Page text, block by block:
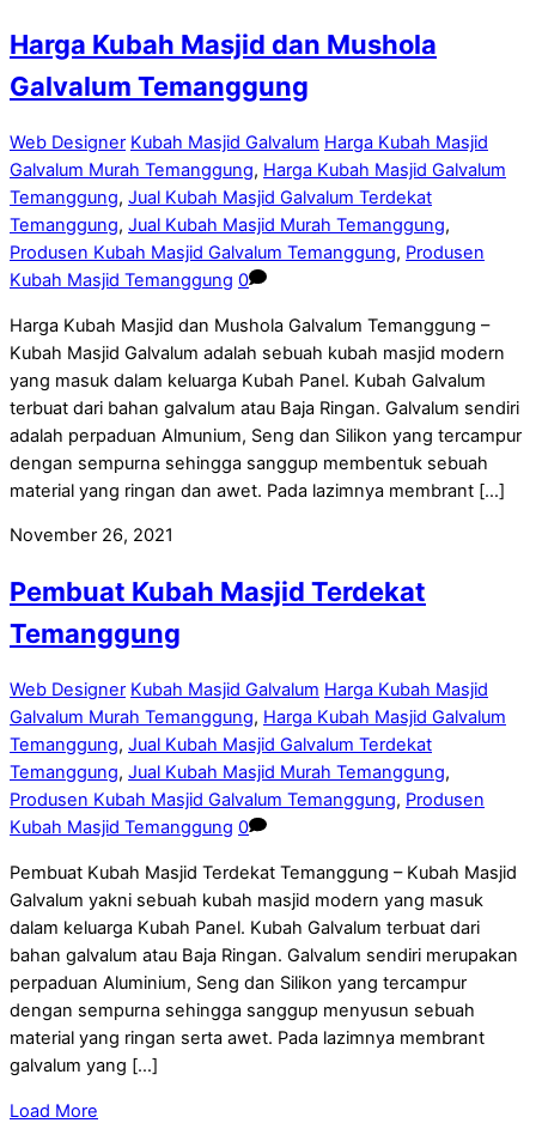
Harga Kubah Masjid dan Mushola
Galvalum Temanggung
Web Designer Kubah Masjid Galvalum Harga Kubah Masjid
Galvalum Murah Temanggung, Harga Kubah Masjid Galvalum
Temanggung, Jual Kubah Masjid Galvalum Terdekat
Temanggung, Jual Kubah Masjid Murah Temanggung,
Produsen Kubah Masjid Galvalum Temanggung, Produsen
Kubah Masjid Temanggung 0
Harga Kubah Masjid dan Mushola Galvalum Temanggung –
Kubah Masjid Galvalum adalah sebuah kubah masjid modern
yang masuk dalam keluarga Kubah Panel. Kubah Galvalum
terbuat dari bahan galvalum atau Baja Ringan. Galvalum sendiri
adalah perpaduan Almunium, Seng dan Silikon yang tercampur
dengan sempurna sehingga sanggup membentuk sebuah
material yang ringan dan awet. Pada lazimnya membrant […]
November 26, 2021
Pembuat Kubah Masjid Terdekat
Temanggung
Web Designer Kubah Masjid Galvalum Harga Kubah Masjid
Galvalum Murah Temanggung, Harga Kubah Masjid Galvalum
Temanggung, Jual Kubah Masjid Galvalum Terdekat
Temanggung, Jual Kubah Masjid Murah Temanggung,
Produsen Kubah Masjid Galvalum Temanggung, Produsen
Kubah Masjid Temanggung 0
Pembuat Kubah Masjid Terdekat Temanggung – Kubah Masjid
Galvalum yakni sebuah kubah masjid modern yang masuk
dalam keluarga Kubah Panel. Kubah Galvalum terbuat dari
bahan galvalum atau Baja Ringan. Galvalum sendiri merupakan
perpaduan Aluminium, Seng dan Silikon yang tercampur
dengan sempurna sehingga sanggup menyusun sebuah
material yang ringan serta awet. Pada lazimnya membrant
galvalum yang […]
Load More